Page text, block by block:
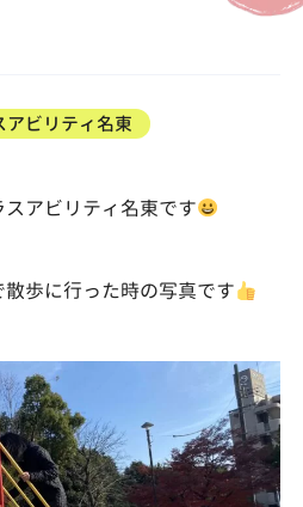
アビリティ名東
アビリティ名東です
歩に行った時の写真です